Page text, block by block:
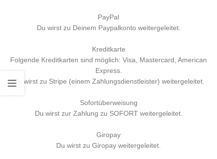
PayPal
Du wirst zu Deinem Paypalkonto weitergeleitet.
Kreditkarte
Folgende Kreditkarten sind möglich: Visa, Mastercard, American
Express.
Du wirst zu Stripe (einem Zahlungsdienstleister) weitergeleitet.
Sofortüberweisung
Du wirst zur Zahlung zu SOFORT weitergeleitet.
Giropay
Du wirst zu Giropay weitergeleitet.